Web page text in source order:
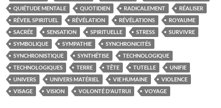
QUIÉTUDE MENTALE
QUOTIDIEN RADICALEMENT
RÉALISER
RÉVEIL SPIRITUEL
RÉVÉLATION RÉVÉLATIONS
ROYAUME
SACRÉE
SENSATION SPIRITUELLE STRESS
SURVIVRE
SYMBOLIQUE
SYMPATHIE
SYNCHRONICITÉS
SYNCHRONISTIQUE
SYNTHÉTISE
TECHNOLOGIQUE
TECHNOLOGIQUES
TERRE TÊTE TUTELLE
UNIFIE
UNIVERS
UNIVERS MATÉRIEL VIE HUMAINE
VIOLENCE
VISAGE
VISION VOLONTÉ D'AUTRUI VOYAGE